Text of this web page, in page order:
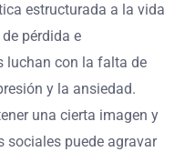
estructurada a la vida
pérdida e
luchan con la falta de
y la ansiedad.
una cierta imagen y
sociales puede agravar